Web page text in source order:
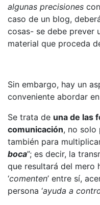
algunas precisiones
caso de un blog,
cosas- se debe prever
material que proceda
Sin embargo, hay un
conveniente abordar
Se trata de una de las
comunicación, no solo
también para
boca”; es decir, la
que resultará del mero
‘comenten’ entre sí,
persona ‘ayuda a